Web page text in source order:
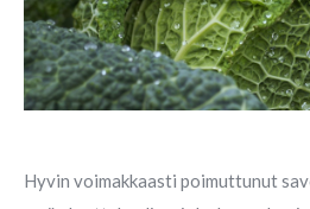
Hyvin voimakkaasti poimuttunut